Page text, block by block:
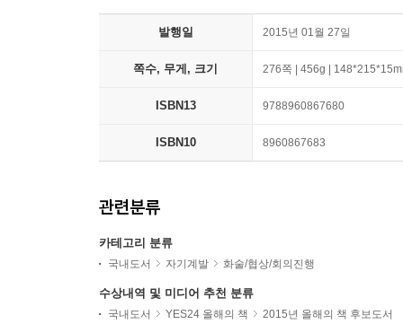
발행일 2015년 01월 27일
쪽수, 무게, 크기 276쪽 | 456g |
ISBN13 9788960867680
ISBN10 8960867683
관련분류
카테고리 분류
국내도서 자기계발 화술/협상/회의진행
수상내역 및 미디어 추천 분류
국내도서 YES24 올해의 책 2015년 올해의 책 후보도서